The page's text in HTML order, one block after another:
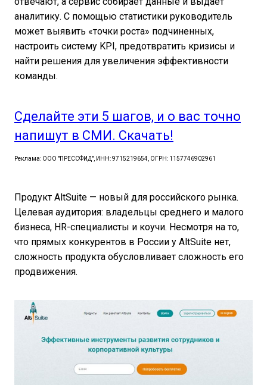
аналитику. С помощью статистики руководитель
может выявить «точки роста» подчиненных,
настроить систему KPI, предотвратить кризисы и
найти решения для увеличения эффективности
команды.
Сделайте эти 5 шагов, и о вас точно
напишут в СМИ. Скачать!
Реклама: ООО "ПРЕССФИД", ИНН: 9715219654, ОГРН: 1157746902961
Продукт AltSuite — новый для российского рынка.
Целевая аудитория: владельцы среднего и малого
бизнеса, HR-специалисты и коучи. Несмотря на то,
что прямых конкурентов в России у AltSuite нет,
сложность продукта обусловливает сложность его
продвижения.